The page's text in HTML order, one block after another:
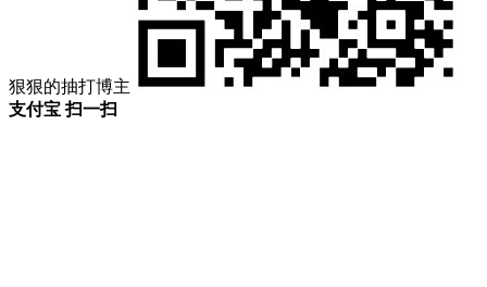
狠狠的抽打博主
支付宝 扫一扫